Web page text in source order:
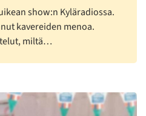
show:n Kyläradiossa.
kavereiden menoa.
miltä…